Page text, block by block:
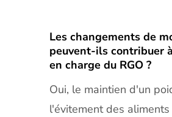
Les changements de
peuvent-ils contribuer
en charge du RGO ?
Oui, le maintien d'un
l'évitement des